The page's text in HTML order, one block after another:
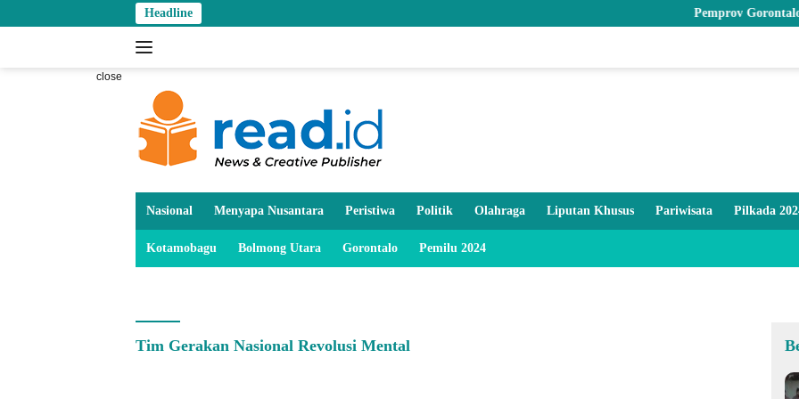
to
Headline Pemprov Gorontalo
close
Nasional Menyapa Nusantara Peristiwa Politik Olahraga Liputan Khusus Pariwisata Pilkada
Kotamobagu Bolmong Utara Gorontalo Pemilu 2024
Tim Gerakan Nasional Revolusi Mental